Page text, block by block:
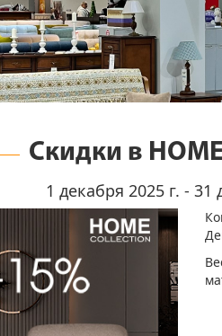
Скидки в
1 декабря 2025 г. - 31